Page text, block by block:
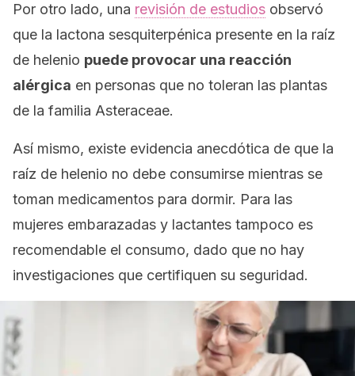
Por otro lado, una revisión de estudios observó
que la lactona sesquiterpénica presente en la raíz
de helenio puede provocar una reacción
alérgica en personas que no toleran las plantas
de la familia Asteraceae.
Así mismo, existe evidencia anecdótica de que la
raíz de helenio no debe consumirse mientras se
toman medicamentos para dormir. Para las
mujeres embarazadas y lactantes tampoco es
recomendable el consumo, dado que no hay
investigaciones que certifiquen su seguridad.